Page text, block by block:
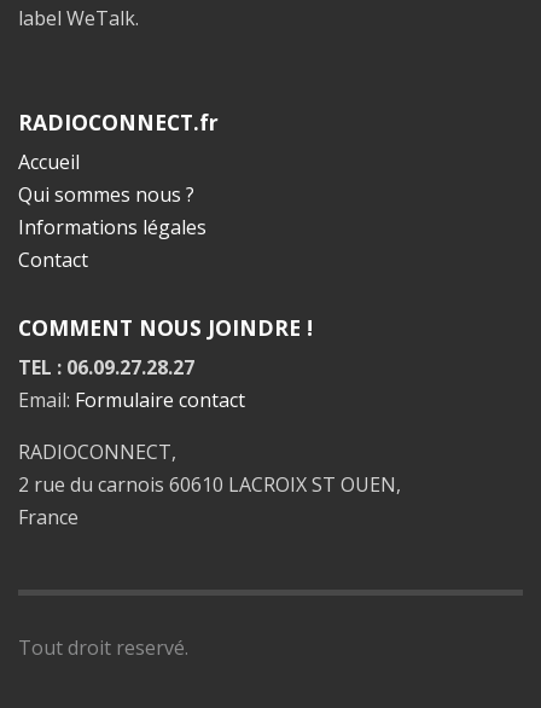
label WeTalk.
RADIOCONNECT.fr
Accueil
Qui sommes nous ?
Informations légales
Contact
COMMENT NOUS JOINDRE !
TEL : 06.09.27.28.27
Email: Formulaire contact
RADIOCONNECT,
2 rue du carnois 60610 LACROIX ST OUEN,
France
Tout droit reservé.